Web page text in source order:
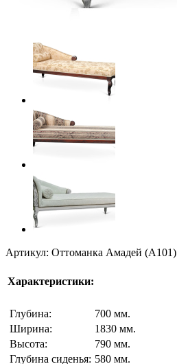
Артикул: Оттоманка Амадей (A101)
Характеристики:
Глубина:
700 мм.
Ширина:
1830 мм.
Высота:
790 мм.
Глубина сиденья: 580 мм.